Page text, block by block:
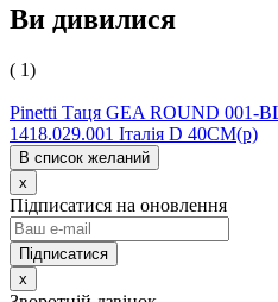
Ви дивилися
( 1)
Pinetti Таця GEA ROUND 001-
1418.029.001 Італія D 40CM(р)
В список желаний
x
Підписатися на оновлення
x